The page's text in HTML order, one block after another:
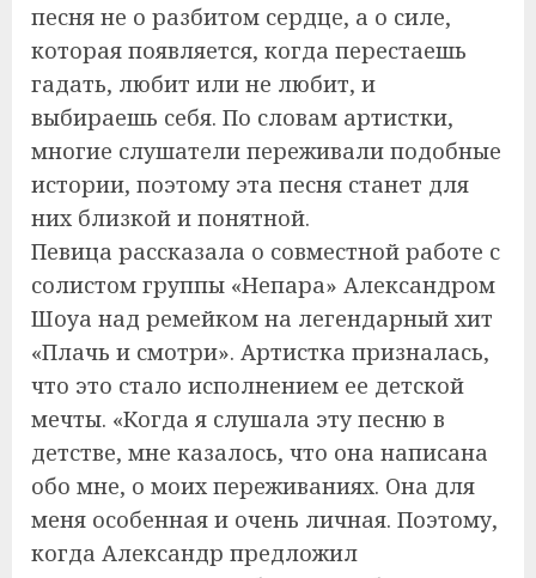
песня не о разбитом сердце, а о силе,
которая появляется, когда перестаешь
гадать, любит или не любит, и
выбираешь себя. По словам артистки,
многие слушатели переживали подобные
истории, поэтому эта песня станет для
них близкой и понятной.
Певица рассказала о совместной работе с
солистом группы «Непара» Александром
Шоуа над ремейком на легендарный хит
«Плачь и смотри». Артистка призналась,
что это стало исполнением ее детской
мечты. «Когда я слушала эту песню в
детстве, мне казалось, что она написана
обо мне, о моих переживаниях. Она для
меня особенная и очень личная. Поэтому,
когда Александр предложил